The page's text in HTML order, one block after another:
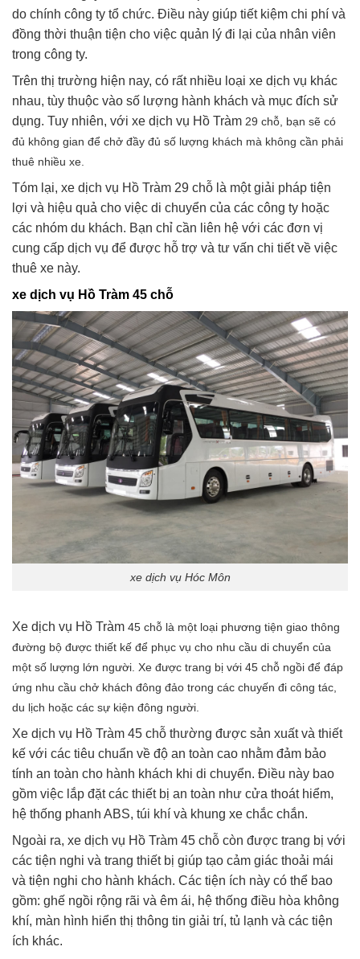
do chính công ty tổ chức. Điều này giúp tiết kiệm chi phí và
đồng thời thuận tiện cho việc quản lý đi lại của nhân viên
trong công ty.
Trên thị trường hiện nay, có rất nhiều loại xe dịch vụ khác
nhau, tùy thuộc vào số lượng hành khách và mục đích sử
dụng. Tuy nhiên, với xe dịch vụ Hồ Tràm 29 chỗ, bạn sẽ có
đủ không gian để chở đầy đủ số lượng khách mà không cần phải
thuê nhiều xe.
Tóm lại, xe dịch vụ Hồ Tràm 29 chỗ là một giải pháp tiện
lợi và hiệu quả cho việc di chuyển của các công ty hoặc
các nhóm du khách. Bạn chỉ cần liên hệ với các đơn vị
cung cấp dịch vụ để được hỗ trợ và tư vấn chi tiết về việc
thuê xe này.
xe dịch vụ Hồ Tràm 45 chỗ
xe dịch vụ Hóc Môn
Xe dịch vụ Hồ Tràm 45 chỗ là một loại phương tiện giao thông
đường bộ được thiết kế để phục vụ cho nhu cầu di chuyển của
một số lượng lớn người. Xe được trang bị với 45 chỗ ngồi để đáp
ứng nhu cầu chở khách đông đảo trong các chuyến đi công tác,
du lịch hoặc các sự kiện đông người.
Xe dịch vụ Hồ Tràm 45 chỗ thường được sản xuất và thiết
kế với các tiêu chuẩn về độ an toàn cao nhằm đảm bảo
tính an toàn cho hành khách khi di chuyển. Điều này bao
gồm việc lắp đặt các thiết bị an toàn như cửa thoát hiểm,
hệ thống phanh ABS, túi khí và khung xe chắc chắn.
Ngoài ra, xe dịch vụ Hồ Tràm 45 chỗ còn được trang bị với
các tiện nghi và trang thiết bị giúp tạo cảm giác thoải mái
và tiện nghi cho hành khách. Các tiện ích này có thể bao
gồm: ghế ngồi rộng rãi và êm ái, hệ thống điều hòa không
khí, màn hình hiển thị thông tin giải trí, tủ lạnh và các tiện
ích khác.